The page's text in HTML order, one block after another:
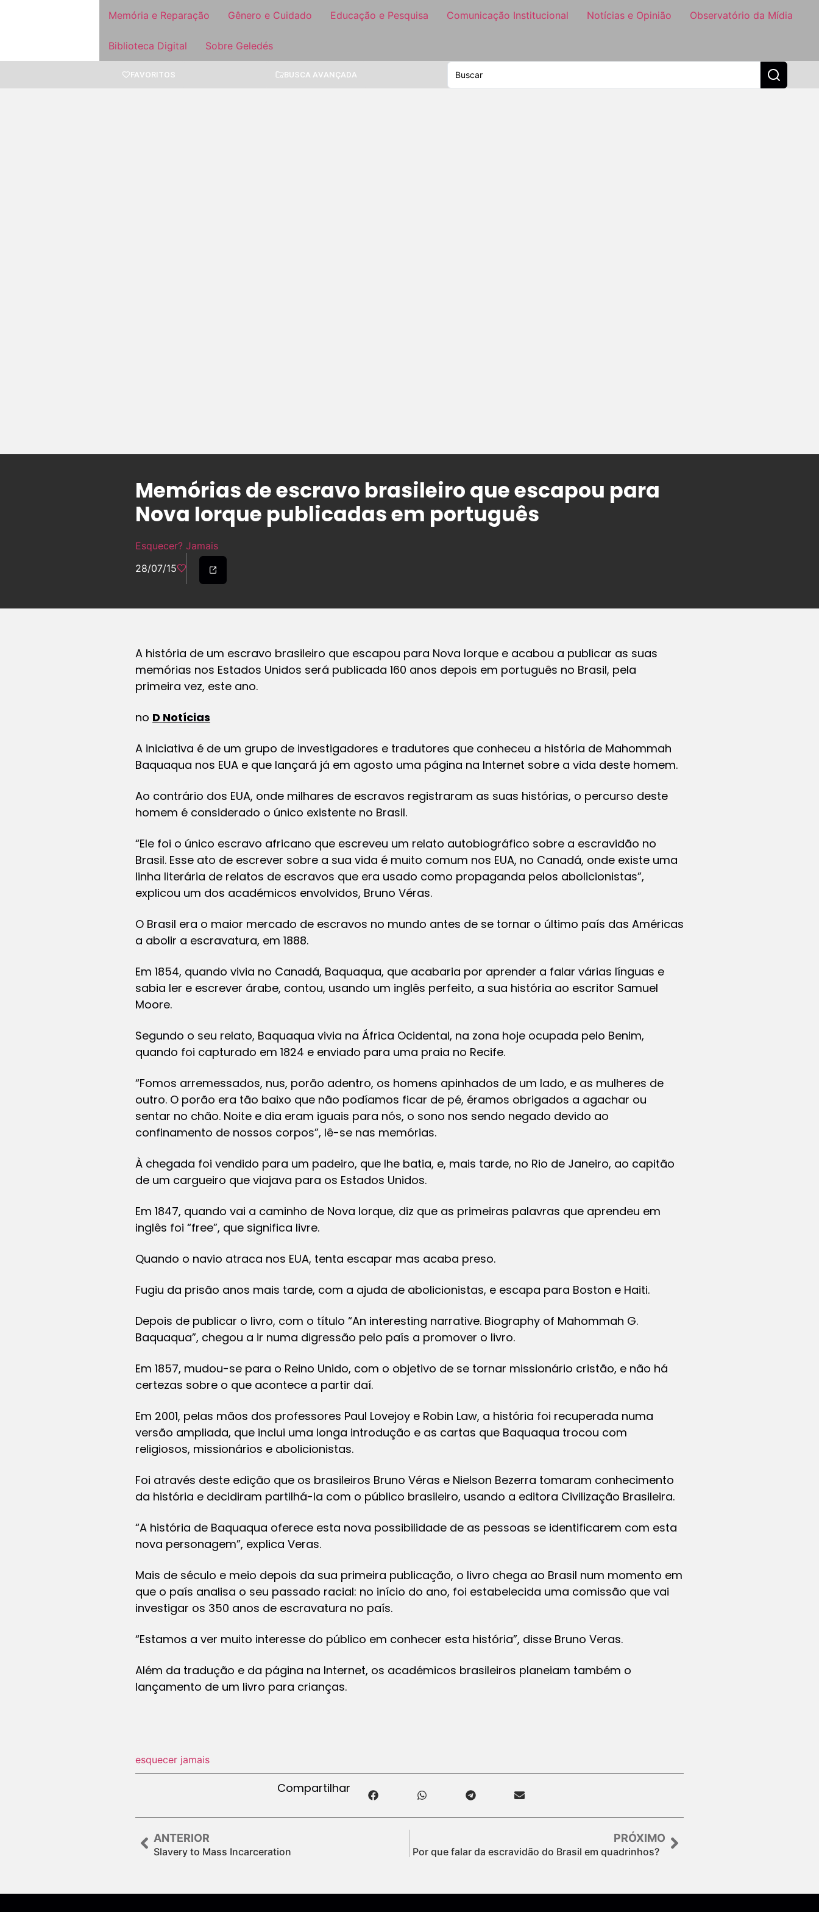
Memória e Reparação Gênero e Cuidado Educação e Pesquisa Comunicação Institucional Notícias e Opinião Observatório da Mídia
Biblioteca Digital Sobre Geledés
FAVORITOS BUSCA AVANÇADA
Memórias de escravo brasileiro que escapou para
Nova Iorque publicadas em português
Esquecer? Jamais
28/07/15
A história de um escravo brasileiro que escapou para Nova Iorque e acabou a publicar as suas
memórias nos Estados Unidos será publicada 160 anos depois em português no Brasil, pela
primeira vez, este ano.
no D Notícias
A iniciativa é de um grupo de investigadores e tradutores que conheceu a história de Mahommah
Baquaqua nos EUA e que lançará já em agosto uma página na Internet sobre a vida deste homem.
Ao contrário dos EUA, onde milhares de escravos registraram as suas histórias, o percurso deste
homem é considerado o único existente no Brasil.
“Ele foi o único escravo africano que escreveu um relato autobiográfico sobre a escravidão no
Brasil. Esse ato de escrever sobre a sua vida é muito comum nos EUA, no Canadá, onde existe uma
linha literária de relatos de escravos que era usado como propaganda pelos abolicionistas”,
explicou um dos académicos envolvidos, Bruno Véras.
O Brasil era o maior mercado de escravos no mundo antes de se tornar o último país das Américas
a abolir a escravatura, em 1888.
Em 1854, quando vivia no Canadá, Baquaqua, que acabaria por aprender a falar várias línguas e
sabia ler e escrever árabe, contou, usando um inglês perfeito, a sua história ao escritor Samuel
Moore.
Segundo o seu relato, Baquaqua vivia na África Ocidental, na zona hoje ocupada pelo Benim,
quando foi capturado em 1824 e enviado para uma praia no Recife.
“Fomos arremessados, nus, porão adentro, os homens apinhados de um lado, e as mulheres de
outro. O porão era tão baixo que não podíamos ficar de pé, éramos obrigados a agachar ou
sentar no chão. Noite e dia eram iguais para nós, o sono nos sendo negado devido ao
confinamento de nossos corpos”, lê-se nas memórias.
À chegada foi vendido para um padeiro, que lhe batia, e, mais tarde, no Rio de Janeiro, ao capitão
de um cargueiro que viajava para os Estados Unidos.
Em 1847, quando vai a caminho de Nova Iorque, diz que as primeiras palavras que aprendeu em
inglês foi “free”, que significa livre.
Quando o navio atraca nos EUA, tenta escapar mas acaba preso.
Fugiu da prisão anos mais tarde, com a ajuda de abolicionistas, e escapa para Boston e Haiti.
Depois de publicar o livro, com o título “An interesting narrative. Biography of Mahommah G.
Baquaqua”, chegou a ir numa digressão pelo país a promover o livro.
Em 1857, mudou-se para o Reino Unido, com o objetivo de se tornar missionário cristão, e não há
certezas sobre o que acontece a partir daí.
Em 2001, pelas mãos dos professores Paul Lovejoy e Robin Law, a história foi recuperada numa
versão ampliada, que inclui uma longa introdução e as cartas que Baquaqua trocou com
religiosos, missionários e abolicionistas.
Foi através deste edição que os brasileiros Bruno Véras e Nielson Bezerra tomaram conhecimento
da história e decidiram partilhá-la com o público brasileiro, usando a editora Civilização Brasileira.
“A história de Baquaqua oferece esta nova possibilidade de as pessoas se identificarem com esta
nova personagem”, explica Veras.
Mais de século e meio depois da sua primeira publicação, o livro chega ao Brasil num momento em
que o país analisa o seu passado racial: no início do ano, foi estabelecida uma comissão que vai
investigar os 350 anos de escravatura no país.
“Estamos a ver muito interesse do público em conhecer esta história”, disse Bruno Veras.
Além da tradução e da página na Internet, os académicos brasileiros planeiam também o
lançamento de um livro para crianças.
esquecer jamais
Compartilhar
ANTERIOR
Slavery to Mass Incarceration
PRÓXIMO
Por que falar da escravidão do Brasil em quadrinhos?